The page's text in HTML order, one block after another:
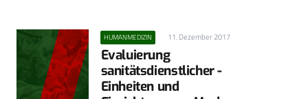
HUMANMEDIZIN 11. Dezember 2017
Evaluierung
sanitätsdienstlicher ­
Einheiten und